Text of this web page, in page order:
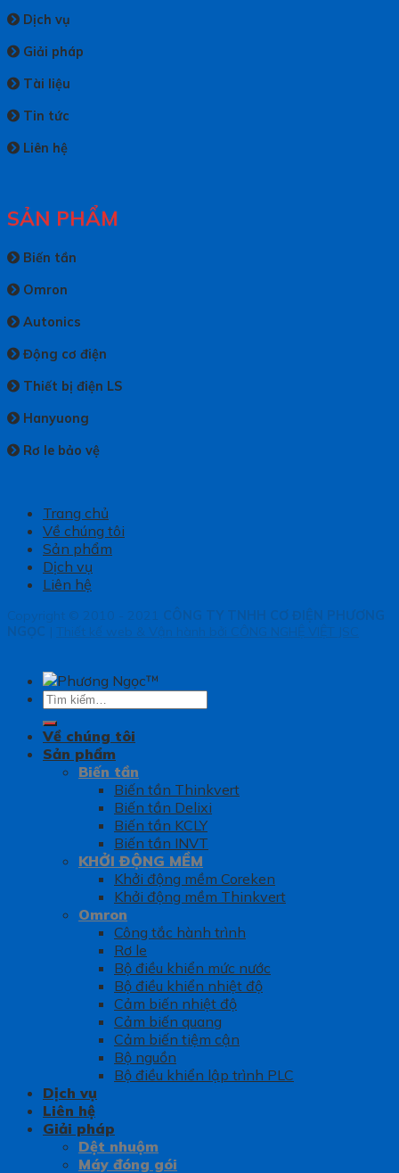
Dịch vụ
Giải pháp
Tài liệu
Tin tức
Liên hệ
SẢN PHẨM
Biến tần
Omron
Autonics
Động cơ điện
Thiết bị điện LS
Hanyuong
Rơ le bảo vệ
Trang chủ
Về chúng tôi
Sản phẩm
Dịch vụ
Liên hệ
Copyright © 2010 - 2021 CÔNG TY TNHH CƠ ĐIỆN PHƯƠNG
NGỌC | Thiết kế web & Vận hành bởi CÔNG NGHỆ VIỆT JSC
Tìm
Về chúng tôi
Sản phẩm
Biến tần
Biến tần Thinkvert
Biến tần Delixi
Biến tần KCLY
Biến tần INVT
KHỞI ĐỘNG MỀM
Khởi động mềm Coreken
Khởi động mềm Thinkvert
Omron
Công tắc hành trình
Rơ le
Bộ điều khiển mức nước
Bộ điều khiển nhiệt độ
Cảm biến nhiệt độ
Cảm biến quang
Cảm biến tiệm cận
Bộ nguồn
Bộ điều khiển lập trình PLC
Dịch vụ
Liên hệ
Giải pháp
Dệt nhuộm
Máy đóng gói